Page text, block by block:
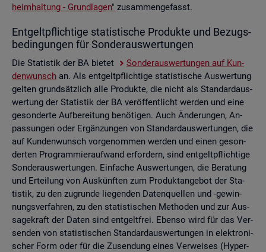
heim­hal­tung - Grund­la­gen" zu­sam­men­ge­fasst.
Ent­gelt­pflich­ti­ge sta­tis­ti­sche Pro­duk­te und Be­zugs­
be­din­gun­gen für Son­der­aus­wer­tun­gen
Die Sta­tis­tik der BA bie­tet
Son­der­aus­wer­tun­gen auf Kun­
den­wunsch an. Als ent­gelt­pflich­ti­ge sta­tis­ti­sche Aus­wer­tung
gel­ten grund­sätz­lich alle Pro­duk­te, die nicht als Stan­dard­aus­
wer­tung der Sta­tis­tik der BA ver­öf­fent­licht wer­den und eine
ge­son­der­te Auf­be­rei­tung be­nö­ti­gen. Auch Än­de­run­gen, An­
pas­sun­gen oder Er­gän­zun­gen von Stan­dard­aus­wer­tun­gen, die
auf Kun­den­wunsch vor­ge­nom­men wer­den und einen ge­son­
der­ten Pro­gram­mier­auf­wand er­for­dern, sind ent­gelt­pflich­ti­ge
Son­der­aus­wer­tun­gen. Ein­fa­che Aus­wer­tun­gen, die Be­ra­tung
und Er­tei­lung von Aus­künf­ten zum Pro­dukt­an­ge­bot der Sta­
tis­tik, zu den zu­grun­de lie­gen­den Da­ten­quel­len und -ge­win­
nungs­ver­fah­ren, zu den sta­tis­ti­schen Me­tho­den und zur Aus­
sa­ge­kraft der Daten sind ent­gelt­frei. Eben­so wird für das Ver­
sen­den von sta­tis­ti­schen Stan­dard­aus­wer­tun­gen in elek­tro­ni­
scher Form oder für die Zu­sen­dung eines Ver­wei­ses (Hy­per­